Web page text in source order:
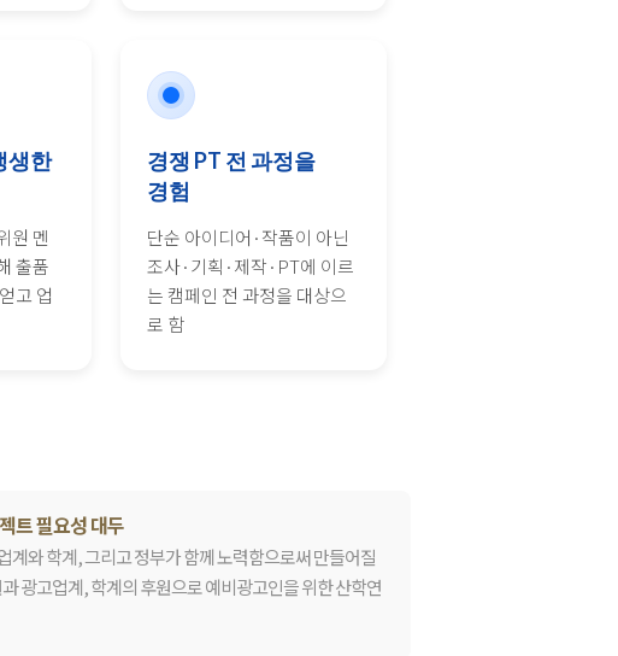
생한
원 멘
출품
고 업
경쟁 PT 전 과정을
경험
단순 아이디어·작품이 아닌
조사·기획·제작·PT에 이르
는 캠페인 전 과정을 대상으
로 함
트 필요성 대두
와 학계, 그리고 정부가 함께 노력함으로써 만들어질
광고업계, 학계의 후원으로 예비광고인을 위한 산학연